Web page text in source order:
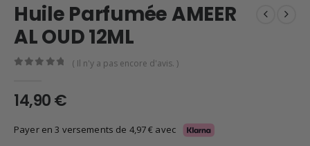
Huile Parfumée AMEER
AL OUD 12ML
( Il n'y a pas encore d'avis. )
14,90€
Payer en 3 versements de 4,97€ avec